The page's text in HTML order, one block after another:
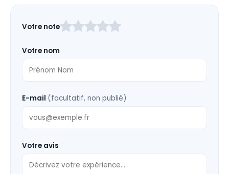
ce
vide
Votre note
Votre nom
E-mail (facultatif, non publié)
Votre avis